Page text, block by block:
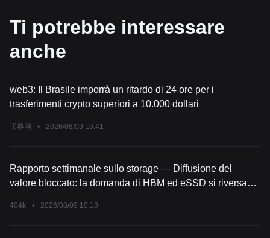
Ti potrebbe interessare
anche
web3: Il Brasile imporrà un ritardo di 24 ore per i
trasferimenti crypto superiori a 10.000 dollari
币界网 • 2026/08/09 10:41
Rapporto settimanale sullo storage — Diffusione del
valore bloccato: la domanda di HBM ed eSSD si riversa
404k • 2026/08/09 10:18